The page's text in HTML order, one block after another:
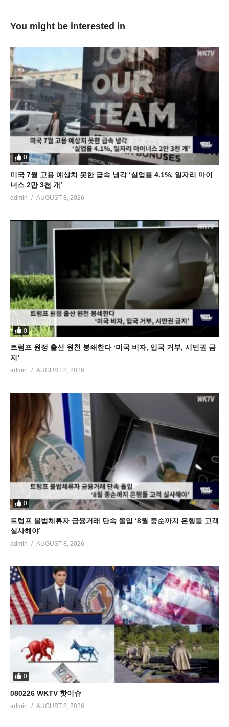
You might be interested in
0
미국 7월 고용 예상치 못한 급속 냉각 ‘실업률 4.1%, 일자리 마이
너스 2만 3천 개’
admin AUGUST 8, 2026
0
트럼프 원정 출산 원천 봉쇄한다 ‘미국 비자, 입국 거부, 시민권 금
지’
admin AUGUST 8, 2026
0
트럼프 불법체류자 금융거래 단속 돌입 ‘8월 중순까지 은행들 고객
실사해야’
admin AUGUST 8, 2026
0
080226 WKTV 핫이슈
admin AUGUST 8, 2026